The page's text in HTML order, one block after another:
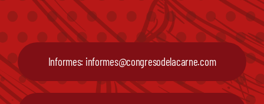
Informes: informes@congresodelacarne.com